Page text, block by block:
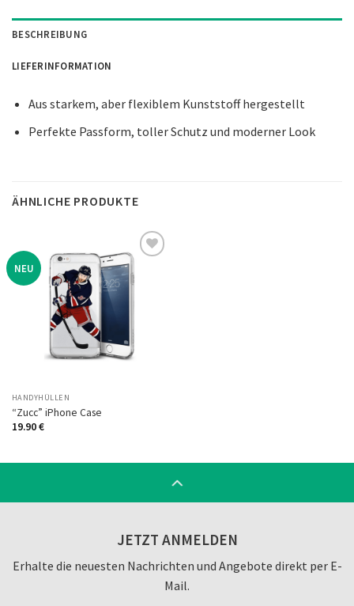
BESCHREIBUNG
LIEFERINFORMATION
Aus starkem, aber flexiblem Kunststoff hergestellt
Perfekte Passform, toller Schutz und moderner Look
ÄHNLICHE PRODUKTE
NEU
HANDYHÜLLEN
“Zucc” iPhone Case
19.90€
JETZT ANMELDEN
Erhalte die neuesten Nachrichten und Angebote direkt per E-
Mail.